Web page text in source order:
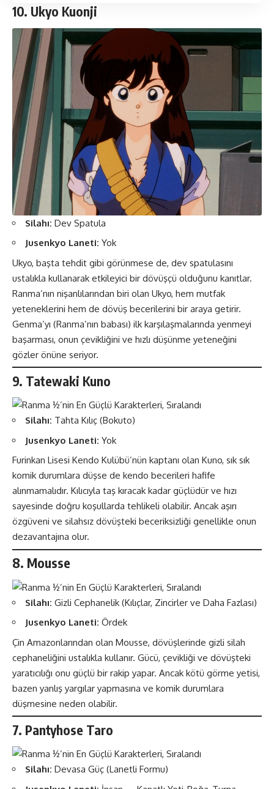
10. Ukyo Kuonji
Silahı: Dev Spatula
Jusenkyo Laneti: Yok
Ukyo, başta tehdit gibi görünmese de, dev spatulasını
ustalıkla kullanarak etkileyici bir dövüşçü olduğunu kanıtlar.
Ranma’nın nişanlılarından biri olan Ukyo, hem mutfak
yeteneklerini hem de dövüş becerilerini bir araya getirir.
Genma’yı (Ranma’nın babası) ilk karşılaşmalarında yenmeyi
başarması, onun çevikliğini ve hızlı düşünme yeteneğini
gözler önüne seriyor​​.
9. Tatewaki Kuno
Silahı: Tahta Kılıç (Bokuto)
Jusenkyo Laneti: Yok
Furinkan Lisesi Kendo Kulübü’nün kaptanı olan Kuno, sık sık
komik durumlara düşse de kendo becerileri hafife
alınmamalıdır. Kılıcıyla taş kıracak kadar güçlüdür ve hızı
sayesinde doğru koşullarda tehlikeli olabilir. Ancak aşırı
özgüveni ve silahsız dövüşteki beceriksizliği genellikle onun
dezavantajına olur​​.
8. Mousse
Silahı: Gizli Cephanelik (Kılıçlar, Zincirler ve Daha Fazlası)
Jusenkyo Laneti: Ördek
Çin Amazonlarından olan Mousse, dövüşlerinde gizli silah
cephaneliğini ustalıkla kullanır. Gücü, çevikliği ve dövüşteki
yaratıcılığı onu güçlü bir rakip yapar. Ancak kötü görme yetisi,
bazen yanlış yargılar yapmasına ve komik durumlara
düşmesine neden olabilir​​.
7. Pantyhose Taro
Silahı: Devasa Güç (Lanetli Formu)